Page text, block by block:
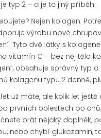
typ 2 – a je to jiný příběh.
Nejen kolagen.
výrobu nové
. Tyto dvě látky s
vitamín C – bez něj tělo
obsahuje správný typ
kolagenu typu 2 denně,
let už máte, ale kolik let
prvních bolestech po
brát nějaký doplněk,
nebo chybí glukozamin,